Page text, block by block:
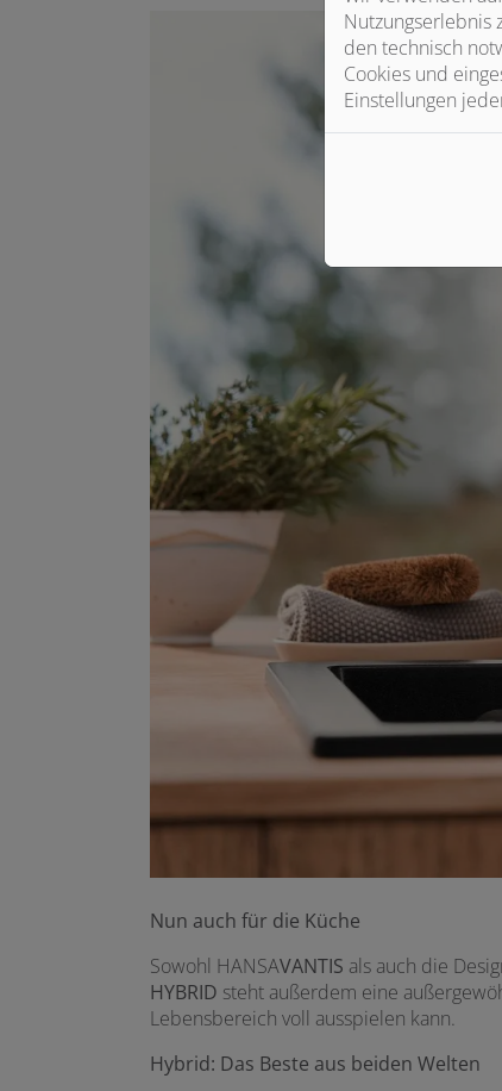
Nun auch für die Küche
Sowohl HANSAVANTIS als auch die
HYBRID steht außerdem eine
Lebensbereich voll ausspielen kann.
Hybrid: Das Beste aus beiden Welten
Nutzungserlebnis
den technisch
Cookies und
Einstellungen